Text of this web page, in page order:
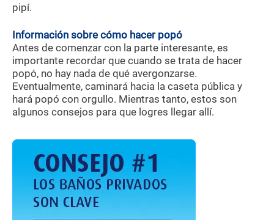
pipí.
Información sobre cómo hacer popó
Antes de comenzar con la parte interesante, es
importante recordar que cuando se trata de hacer
popó, no hay nada de qué avergonzarse.
Eventualmente, caminará hacia la caseta pública y
hará popó con orgullo. Mientras tanto, estos son
algunos consejos para que logres llegar allí.